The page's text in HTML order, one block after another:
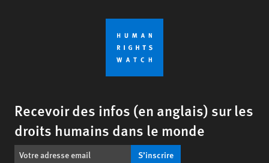
Recevoir des infos (en anglais) sur les
droits humains dans le monde
S’inscrire